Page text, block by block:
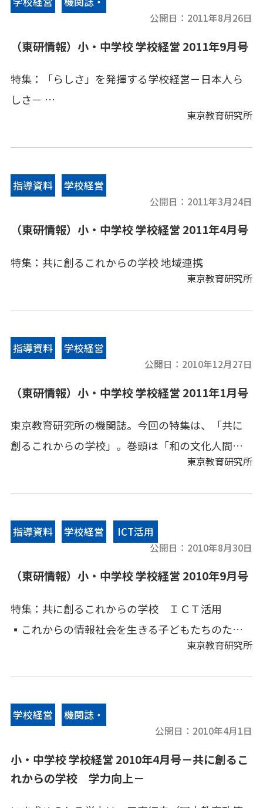
（東研ウインド－）『Edu News』携帯サイトで読
公開日： 2011年8月26日
（東研情報）小・中学校 学校経営 2011年9月号
特集：「らしさ」を発揮する学校経営－日本人ら
しさ－
[小学校]実践事例(1) 礼儀正しさや学習規律を身に
る「両国のこころ」
[中学校]実践事例(2)「忍しぐさ」と「こころざし
～「変わらない」「変わりたい」「変わる」「変
われ！」「変わろう」～
学校教育と法律相談－携帯電話の持ち込み－
（東研ウインドー）主な教育情報誌・最新の研究
東京教育研究所
指導資料 学校経営
公開日： 2011年3月24日
（東研情報）小・中学校 学校経営 2011年4月号
特集：共に創るこれからの学校 地域連携
東京教育研究所
指導資料 学校経営
公開日： 2010年12月27日
（東研情報）小・中学校 学校経営 2011年1月号
東京教育研究所の機関誌。今回の特集は、「共に
創るこれからの学校」。巻頭は「和の文化人間教
育としての『教育剣道』」筑波大学名誉教授 佐
境・地域人材を生かした『日本の心・和の文化』
の継承」，[中学校]実践事例として，「地域文化の
継承～『豊年みかぐら』と『まんだら雪まつり』
校長奮闘記「児童も教師も元気で、活気あふれる
学校づくり」「学校教育と法律相談（通知表と苦
東京教育研究所
指導資料 学校経営 ICT活用
公開日： 2010年8月30日
（東研情報）小・中学校 学校経営 2010年9月号
特集：共に創るこれからの学校 ＩＣＴ活用
▪これからの情報社会を生きる子どもたちのため
▪校務支援システムの導入（小松昌之）
▪教室のＩＣＴ化でわかる授業（野口敏朗）
▪保護者や関係諸機関と連携した危機対応（武井
勝久）
東京教育研究所
学校経営
機関誌・
公開日： 2010年4月1日
小・中学校 学校経営 2010年4月号－共に創るこ
れからの学校 学力向上－